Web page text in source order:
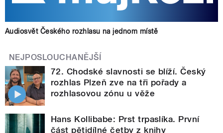
Audiosvět Českého rozhlasu na jednom místě
NEJPOSLOUCHANĚJŠÍ
72. Chodské slavnosti se blíží. Český
rozhlas Plzeň zve na tři pořady a
rozhlasovou zónu u věže
Hans Kollibabe: Prst trpaslíka. První
část pětidílné četby z knihy